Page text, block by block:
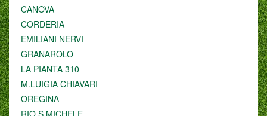
CANOVA
CORDERIA
EMILIANI NERVI
GRANAROLO
LA PIANTA 310
M.LUIGIA CHIAVARI
OREGINA